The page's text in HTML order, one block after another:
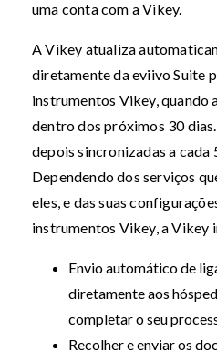
uma conta com a Vikey.
A Vikey atualiza
diretamente da eviivo Suite
instrumentos Vikey, quando
dentro dos próximos 30
depois sincronizadas a cada
Dependendo dos serviços
eles, e das suas
instrumentos Vikey, a Vikey
Envio automático de
diretamente aos
completar o seu
Recolher e enviar os